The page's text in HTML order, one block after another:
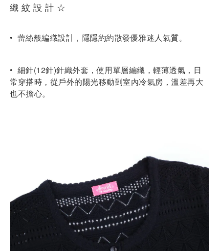
織 紋 設 計 ☆
• 蕾絲般編織設計，隱隱約約散發優雅迷人氣質。
• 細針(12針)針織外套，使用單層編織，輕薄透氣，日
常穿搭時，從戶外的陽光移動到室內冷氣房，溫差再大
也不擔心。